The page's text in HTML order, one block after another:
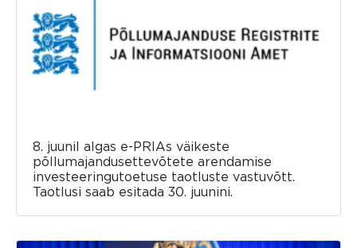
8. juunil algas e-PRIAs väikeste
põllumajandusettevõtete arendamise
investeeringutoetuse taotluste vastuvõtt.
Taotlusi saab esitada 30. juunini.